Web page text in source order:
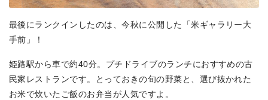
最後にランクインしたのは、今秋に公開した「米ギャラリー大
手前」！
姫路駅から車で約40分。プチドライブのランチにおすすめの古
民家レストランです。とっておきの旬の野菜と、選び抜かれた
お米で炊いたご飯のお弁当が人気ですよ。